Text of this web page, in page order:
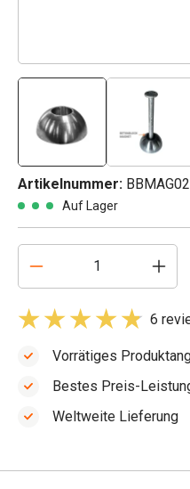
Artikelnummer:
Auf Lager
6
Vorrätiges
Bestes Preis-
Weltweite Lieferung